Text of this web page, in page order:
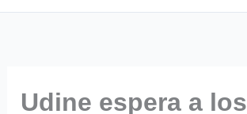
Udine espera a los